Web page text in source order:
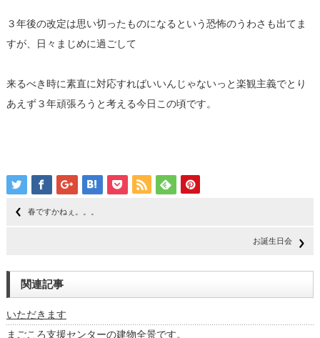
３年後の改定は思い切ったものになるという恐怖のうわさも出てま
すが、日々まじめに過ごして
来るべき時に素直に対応すればいいんじゃないっと楽観主義でとり
あえず３年頑張ろうと考える今日この頃です。
春ですかねぇ。。。
お誕生日会
関連記事
いただきます
まごころ支援センターの建物全景です。